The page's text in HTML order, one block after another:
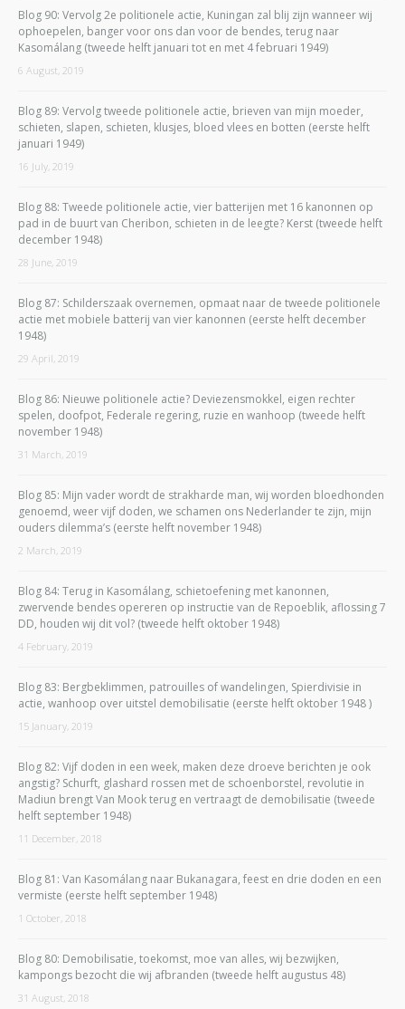
Blog 90: Vervolg 2e politionele actie, Kuningan zal blij zijn wanneer wij
ophoepelen, banger voor ons dan voor de bendes, terug naar
Kasomálang (tweede helft januari tot en met 4 februari 1949)
6 August, 2019
Blog 89: Vervolg tweede politionele actie, brieven van mijn moeder,
schieten, slapen, schieten, klusjes, bloed vlees en botten (eerste helft
januari 1949)
16 July, 2019
Blog 88: Tweede politionele actie, vier batterijen met 16 kanonnen op
pad in de buurt van Cheribon, schieten in de leegte? Kerst (tweede helft
december 1948)
28 June, 2019
Blog 87: Schilderszaak overnemen, opmaat naar de tweede politionele
actie met mobiele batterij van vier kanonnen (eerste helft december
1948)
29 April, 2019
Blog 86: Nieuwe politionele actie? Deviezensmokkel, eigen rechter
spelen, doofpot, Federale regering, ruzie en wanhoop (tweede helft
november 1948)
31 March, 2019
Blog 85: Mijn vader wordt de strakharde man, wij worden bloedhonden
genoemd, weer vijf doden, we schamen ons Nederlander te zijn, mijn
ouders dilemma’s (eerste helft november 1948)
2 March, 2019
Blog 84: Terug in Kasomálang, schietoefening met kanonnen,
zwervende bendes opereren op instructie van de Repoeblik, aflossing 7
DD, houden wij dit vol? (tweede helft oktober 1948)
4 February, 2019
Blog 83: Bergbeklimmen, patrouilles of wandelingen, Spierdivisie in
actie, wanhoop over uitstel demobilisatie (eerste helft oktober 1948 )
15 January, 2019
Blog 82: Vijf doden in een week, maken deze droeve berichten je ook
angstig? Schurft, glashard rossen met de schoenborstel, revolutie in
Madiun brengt Van Mook terug en vertraagt de demobilisatie (tweede
helft september 1948)
11 December, 2018
Blog 81: Van Kasomálang naar Bukanagara, feest en drie doden en een
vermiste (eerste helft september 1948)
1 October, 2018
Blog 80: Demobilisatie, toekomst, moe van alles, wij bezwijken,
kampongs bezocht die wij afbranden (tweede helft augustus 48)
31 August, 2018